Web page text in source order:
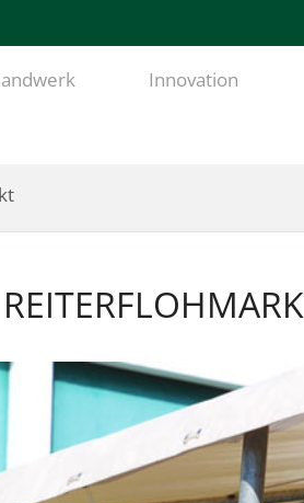
Innovation